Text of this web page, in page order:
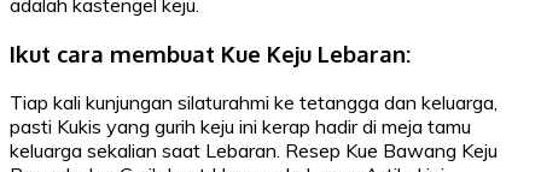
adalah kastengel keju.
Ikut cara membuat Kue Keju Lebaran:
Tiap kali kunjungan silaturahmi ke tetangga dan keluarga,
pasti Kukis yang gurih keju ini kerap hadir di meja tamu
keluarga sekalian saat Lebaran. Resep Kue Bawang Keju